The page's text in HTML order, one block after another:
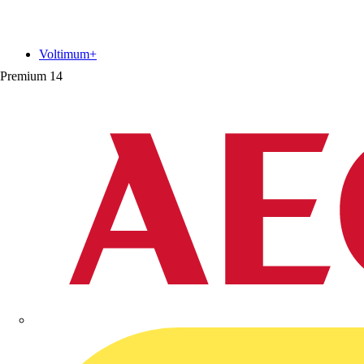
Premium 14
Voltimum+